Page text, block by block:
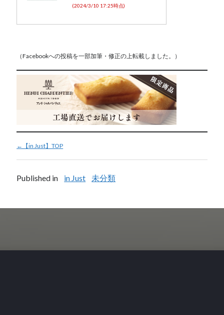
(2024/3/10 17:25時点)
（Facebookへの投稿を一部加筆・修正の上転載しました。）
←【in Just】TOP
Published in in Just 未分類